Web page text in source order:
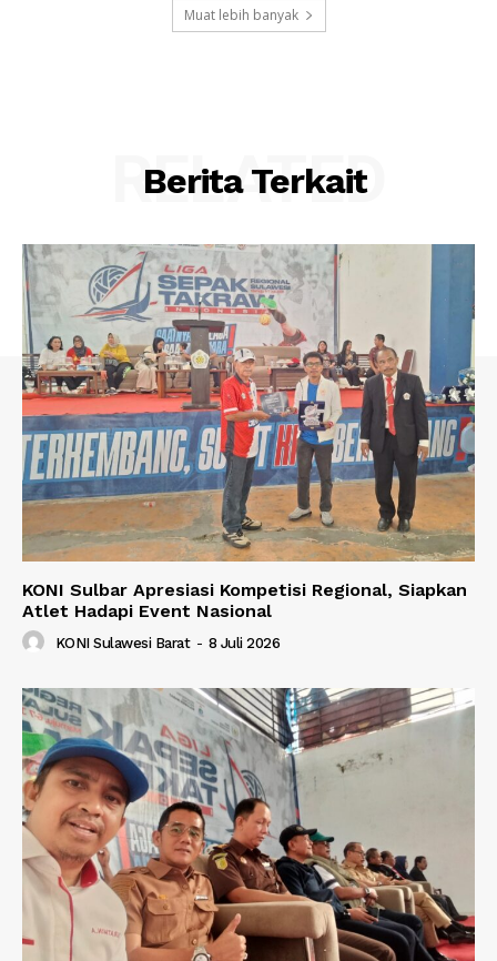
Muat lebih banyak
Berita Terkait
RELATED
KONI Sulbar Apresiasi Kompetisi Regional, Siapkan
Atlet Hadapi Event Nasional
KONI Sulawesi Barat - 8 Juli 2026